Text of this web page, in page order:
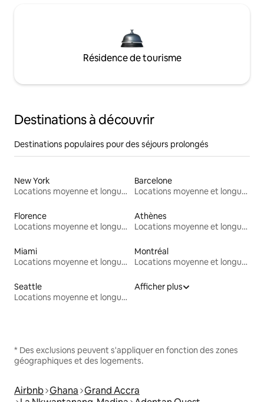
Résidence de tourisme
Destinations à découvrir
Destinations populaires pour des séjours prolongés
New York
Locations moyenne et longue durée
Barcelone
Locations moyenne et longue durée
Florence
Locations moyenne et longue durée
Athènes
Locations moyenne et longue durée
Miami
Locations moyenne et longue durée
Montréal
Locations moyenne et longue durée
Seattle
Locations moyenne et longue durée
Afficher plus
* Des exclusions peuvent s'appliquer en fonction des zones
géographiques et des logements.
Airbnb Ghana Grand Accra